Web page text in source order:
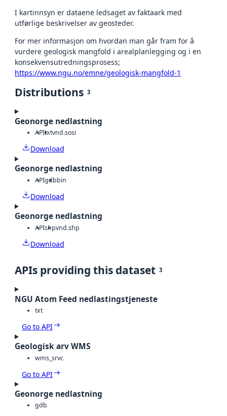
I kartinnsyn er dataene ledsaget av faktaark med
utførlige beskrivelser av geosteder.
For mer informasjon om hvordan man går fram for å
vurdere geologisk mangfold i arealplanlegging og i en
konsekvensutredningsprosess;
https://www.ngu.no/emne/geologisk-mangfold-1
Distributions 3
Geonorge nedlastning
APItxtvnd.sosi
Download
Geonorge nedlastning
APIgdbbin
Download
Geonorge nedlastning
APIshpvnd.shp
Download
APIs providing this dataset 3
NGU Atom Feed nedlastingstjeneste
txt
Go to API
Geologisk arv WMS
wms_srvc
Go to API
Geonorge nedlastning
gdb